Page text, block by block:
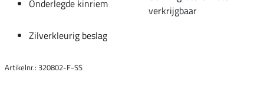
Onderlegde kinriem
verkrijgbaar
Zilverkleurig beslag
Artikelnr.: 320802-F-SS